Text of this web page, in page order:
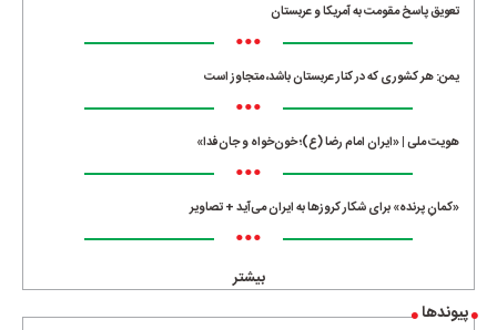
تعویق پاسخ مقومت به آمریکا و عربستان
•••
یمن: هر کشوری که در کنار عربستان باشد، متجاوز است
•••
هویت ملی | «ایران امام رضا (ع)؛ خون‌خواه و جان‌فدا»
•••
«کمانِ پرنده» برای شکار کروزها به ایران می‌آید + تصاویر
•••
بیشتر
پیوندها